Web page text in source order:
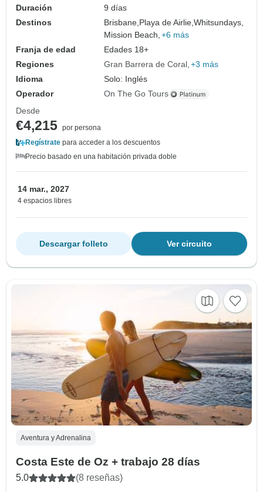
Duración
9 días
Destinos
Brisbane,Playa de Airlie,Whitsundays,
Mission Beach, +6 más
Franja de edad
Edades 18+
Regiones
Gran Barrera de Coral +3 más
Idioma
Solo: Inglés
Operador
On The Go Tours
Desde
€4,215 por persona
Regístrate para acceder a los descuentos
Precio basado en una habitación privada doble
14 mar., 2027
4 espacios libres
Ver circuito
Descargar folleto
Aventura y Adrenalina
Costa Este de Oz + trabajo 28 días
5.0 (8 reseñas)